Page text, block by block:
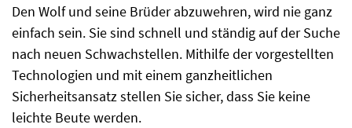
Den Wolf und seine Brüder abzuwehren, wird nie ganz
einfach sein. Sie sind schnell und ständig auf der Suche
nach neuen Schwachstellen. Mithilfe der vorgestellten
Technologien und mit einem ganzheitlichen
Sicherheitsansatz stellen Sie sicher, dass Sie keine
leichte Beute werden.